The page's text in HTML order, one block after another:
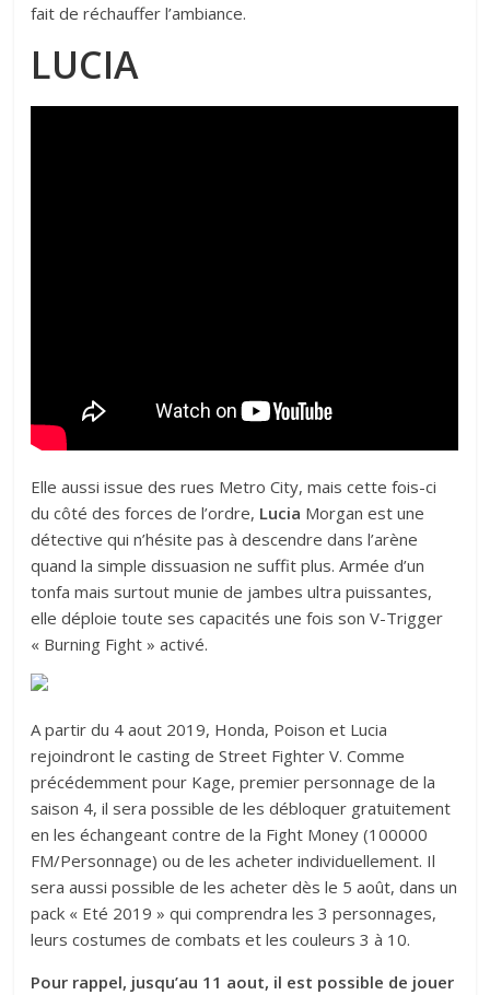
fait de réchauffer l’ambiance.
LUCIA
Elle aussi issue des rues Metro City, mais cette fois-ci
du côté des forces de l’ordre, Lucia Morgan est une
détective qui n’hésite pas à descendre dans l’arène
quand la simple dissuasion ne suffit plus. Armée d’un
tonfa mais surtout munie de jambes ultra puissantes,
elle déploie toute ses capacités une fois son V-Trigger
« Burning Fight » activé.
A partir du 4 aout 2019, Honda, Poison et Lucia
rejoindront le casting de Street Fighter V. Comme
précédemment pour Kage, premier personnage de la
saison 4, il sera possible de les débloquer gratuitement
en les échangeant contre de la Fight Money (100000
FM/Personnage) ou de les acheter individuellement. Il
sera aussi possible de les acheter dès le 5 août, dans un
pack « Eté 2019 » qui comprendra les 3 personnages,
leurs costumes de combats et les couleurs 3 à 10.
Pour rappel, jusqu’au 11 aout, il est possible de jouer